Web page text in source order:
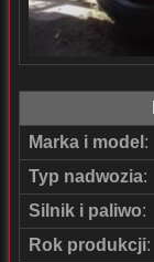
Marka i model :
Typ nadwozia:
Silnik i paliwo:
Rok produkcji: